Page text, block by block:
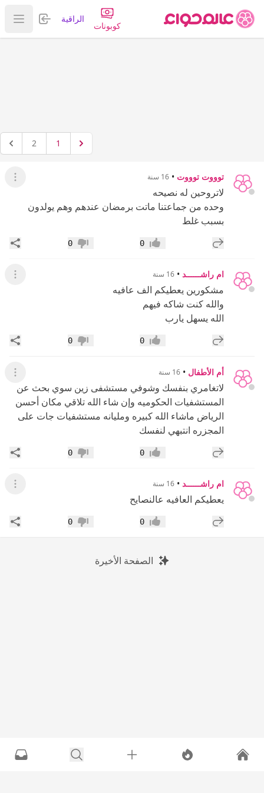
كوبونات
الراقية تسجيل
عرض
1
2
توووت توووت • 16 سنة عرض
لاتروحين له نصيحه
وحده من جماعتنا ماتت برمضان عندهم وهم يولدون
بسبب غلط
إضافة رد جديد إعجاب0 عدم إعجاب
0
ام راشــــــد • 16 سنة عرض
مشكورين يعطيكم الف عافيه
والله كنت شاكه فيهم
الله يسهل يارب
إضافة رد جديد إعجاب0 عدم إعجاب
0
أم الأطفال • 16 سنة عرض
لاتغامري بنفسك وشوفي مستشفى زين سوي بحث عن
المستشفيات الحكوميه وإن شاء الله تلاقي مكان أحسن
الرياض ماشاء الله كبيره ومليانه مستشفيات جات على
المجزره انتبهي لنفسك
إضافة رد جديد إعجاب0 عدم إعجاب
0
ام راشــــــد • 16 سنة عرض
يعطيكم العافيه عالنصايح
إضافة رد جديد إعجاب0 عدم إعجاب
0
الصفحة الأخيرة